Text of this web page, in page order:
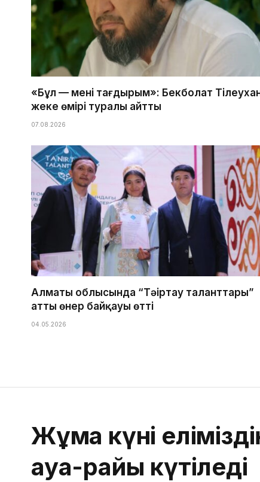
«Бұл — менің тағдырым»: Бекболат
жеке өмірі туралы айтты
07.08.2026
Алматы облысында “Тәңіртау таланттары”
атты өнер байқауы өтті
04.05.2026
Жұма күні
ауа-райы күтіледі